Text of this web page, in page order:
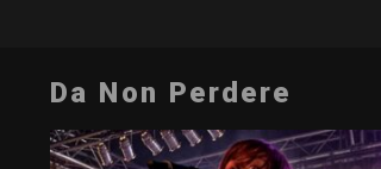
Da Non Perdere